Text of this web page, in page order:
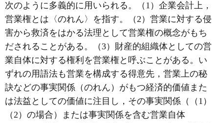
次のように多義的に用いられる。（1）企業会計上，
営業権とは〈のれん〉を指す。（2）営業に対する侵
害から救済をはかる法理として営業権の概念がもち
だされることがある。（3）財産的組織体としての営
業自体に対する権利を営業権と呼ぶことがある。い
ずれの用語法も営業を構成する得意先，営業上の秘
訣などの事実関係（のれん）がもつ経済的価値また
は法益としての価値に注目し，その事実関係（（1）
（2）の場合）または事実関係を含む営業自体